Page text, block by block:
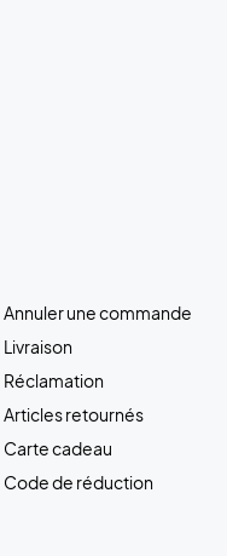
Annuler une commande
Livraison
Réclamation
Articles retournés
Carte cadeau
Code de réduction